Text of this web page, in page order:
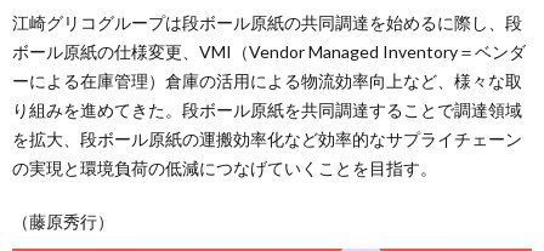
江崎グリコグループは段ボール原紙の共同調達を始めるに際し、段
ボール原紙の仕様変更、VMI（Vendor Managed Inventory＝ベンダ
ーによる在庫管理）倉庫の活用による物流効率向上など、様々な取
り組みを進めてきた。段ボール原紙を共同調達することで調達領域
を拡大、段ボール原紙の運搬効率化など効率的なサプライチェーン
の実現と環境負荷の低減につなげていくことを目指す。
（藤原秀行）